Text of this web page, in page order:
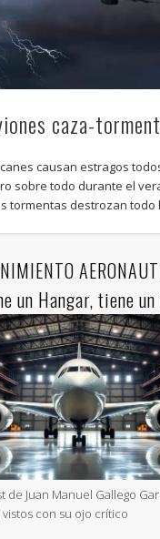
caza-
causan estragos
sobre todo durante el
tormentas destrozan todo
un Hangar, tiene
de Juan Manuel Gallego
con su ojo crítico